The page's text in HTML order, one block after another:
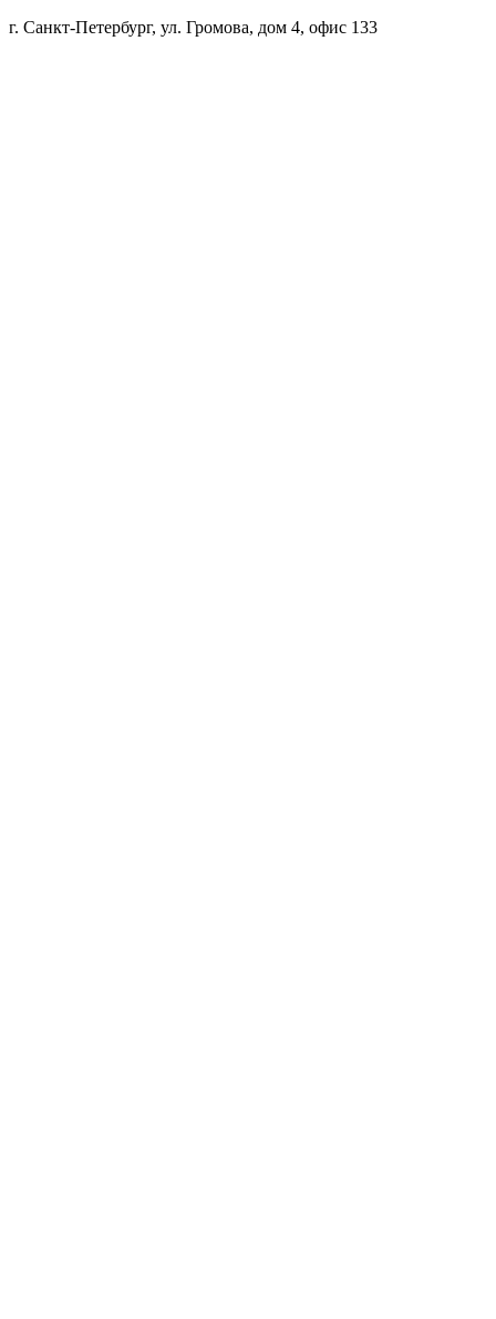
г. Санкт-Петербург, ул. Громова, дом 4, офис 133